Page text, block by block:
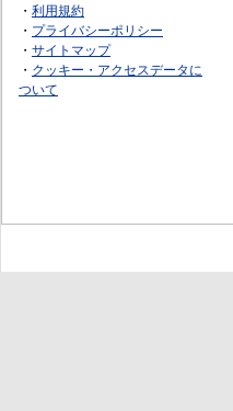
・ 利用規約
・ プライバシーポリシー
・ サイトマップ
・ クッキー・アクセスデータに
ついて